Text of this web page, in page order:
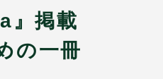
』掲載
の一冊